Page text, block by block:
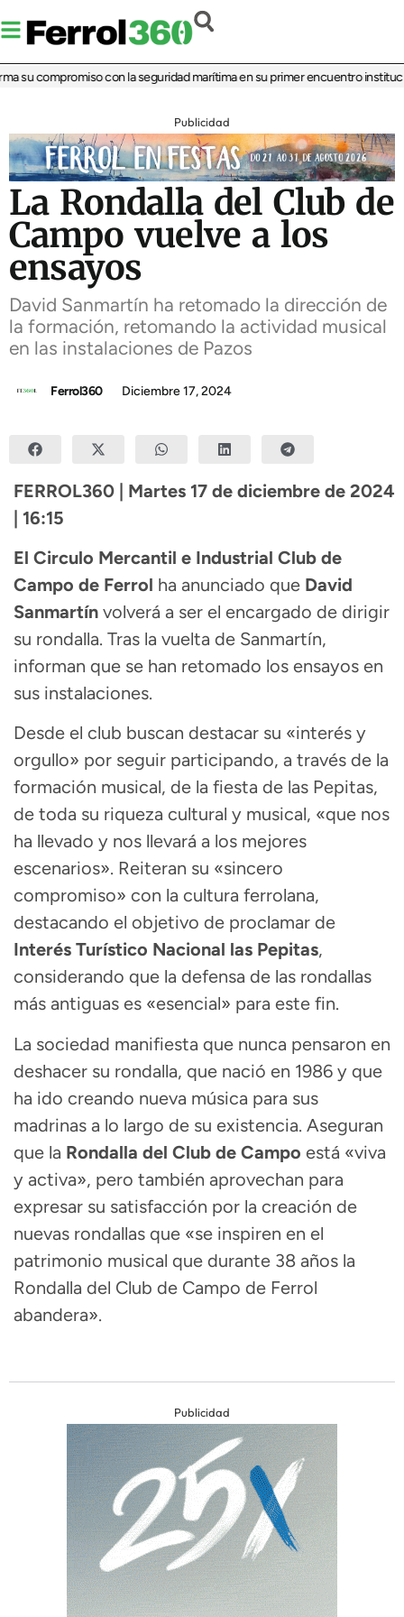
su compromiso con la seguridad marítima en su primer encuentro
Publicidad
La Rondalla del Club de
Campo vuelve a los
ensayos
David Sanmartín ha retomado la dirección de
la formación, retomando la actividad musical
en las instalaciones de Pazos
Ferrol360 Diciembre 17, 2024
FERROL360 | Martes 17 de diciembre de 2024
| 16:15
El Circulo Mercantil e Industrial Club de
Campo de Ferrol ha anunciado que David
Sanmartín volverá a ser el encargado de dirigir
su rondalla. Tras la vuelta de Sanmartín,
informan que se han retomado los ensayos en
sus instalaciones.
Desde el club buscan destacar su «interés y
orgullo» por seguir participando, a través de la
formación musical, de la fiesta de las Pepitas,
de toda su riqueza cultural y musical, «que nos
ha llevado y nos llevará a los mejores
escenarios». Reiteran su «sincero
compromiso» con la cultura ferrolana,
destacando el objetivo de proclamar de
Interés Turístico Nacional las Pepitas,
considerando que la defensa de las rondallas
más antiguas es «esencial» para este fin.
La sociedad manifiesta que nunca pensaron en
deshacer su rondalla, que nació en 1986 y que
ha ido creando nueva música para sus
madrinas a lo largo de su existencia. Aseguran
que la Rondalla del Club de Campo está «viva
y activa», pero también aprovechan para
expresar su satisfacción por la creación de
nuevas rondallas que «se inspiren en el
patrimonio musical que durante 38 años la
Rondalla del Club de Campo de Ferrol
abandera».
Publicidad